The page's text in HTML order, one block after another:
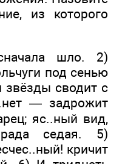
из которого
шло. 2)
под сенью
сводит с
— задрожит
яс..ный вид,
седая. 5)
кричит